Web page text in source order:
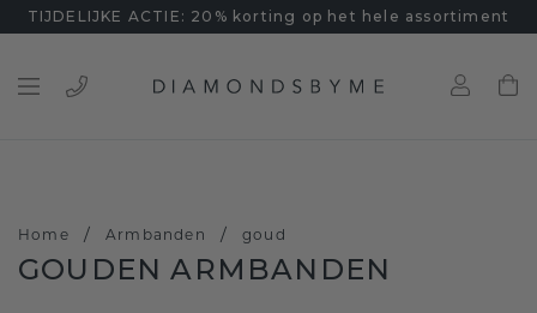
TIJDELIJKE ACTIE: 20% korting op het hele assortiment
Home / Armbanden / goud
GOUDEN ARMBANDEN